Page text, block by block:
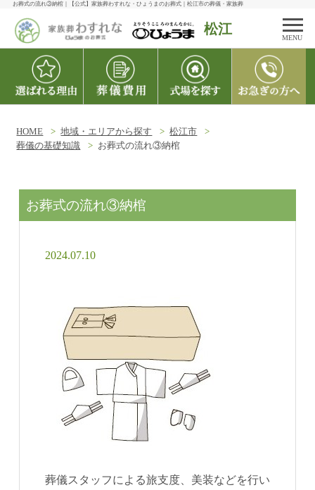
お葬式の流れ③納棺｜【公式】家族葬わすれな・ひょうまのお葬式｜松江市の葬儀・家族葬
松江
MENU
HOME 地域・エリアから探す
松江市
葬儀の基礎知識
お葬式の流れ③納棺
お葬式の流れ③納棺
2024.07.10
葬儀スタッフによる旅支度、美装などを行い